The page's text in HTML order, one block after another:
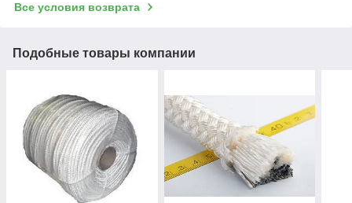
Все условия возврата
Подобные товары компании